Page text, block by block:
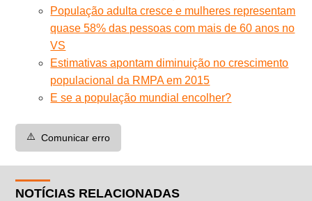
População adulta cresce e mulheres representam
quase 58% das pessoas com mais de 60 anos no
VS
Estimativas apontam diminuição no crescimento
populacional da RMPA em 2015
E se a população mundial encolher?
⚠️ Comunicar erro
NOTÍCIAS RELACIONADAS